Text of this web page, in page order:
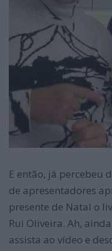
E então, já percebeu
de apresentadores
presente de Natal o
Rui Oliveira. Ah,
assista ao vídeo e